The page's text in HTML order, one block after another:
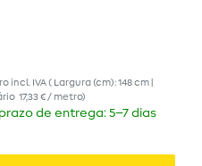
incl. IVA( Largura (cm): 148 cm |
17,33 € / metro)
de entrega: 5–7 dias